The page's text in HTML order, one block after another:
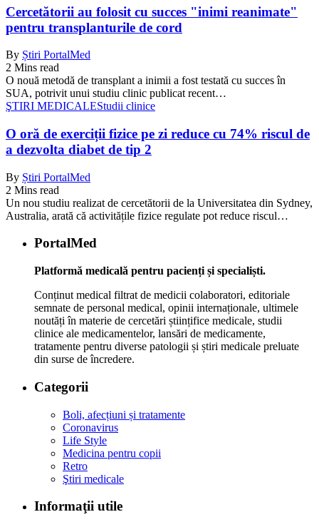
Cercetătorii au folosit cu succes "inimi reanimate"
pentru transplanturile de cord
By Știri PortalMed
2 Mins read
O nouă metodă de transplant a inimii a fost testată cu succes în
SUA, potrivit unui studiu clinic publicat recent…
ŞTIRI MEDICALEStudii clinice
O oră de exerciții fizice pe zi reduce cu 74% riscul de
a dezvolta diabet de tip 2
By Știri PortalMed
2 Mins read
Un nou studiu realizat de cercetătorii de la Universitatea din Sydney,
Australia, arată că activitățile fizice regulate pot reduce riscul…
PortalMed
Platformă medicală pentru pacienți și specialiști.
Conținut medical filtrat de medicii colaboratori, editoriale
semnate de personal medical, opinii internaționale, ultimele
noutăți în materie de cercetări științifice medicale, studii
clinice ale medicamentelor, lansări de medicamente,
tratamente pentru diverse patologii și știri medicale preluate
din surse de încredere.
Categorii
Boli, afecțiuni și tratamente
Coronavirus
Life Style
Medicina pentru copii
Retro
Ştiri medicale
Informaţii utile